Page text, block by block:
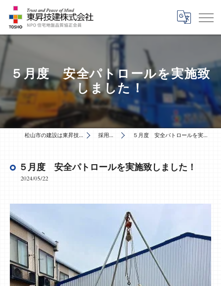
５月度 安全パトロールを実施致
しました！
松山市の建設は東昇技建株式会社 採用ブログ ５月度 安全パトロールを実施致しました！
５月度 安全パトロールを実施致しました！
2024/05/22